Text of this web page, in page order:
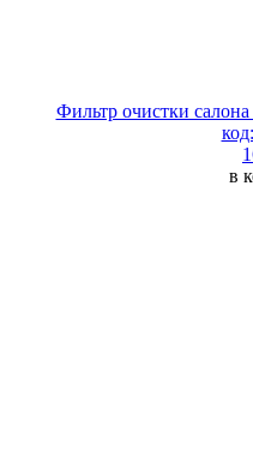
Фильтр очистки
в